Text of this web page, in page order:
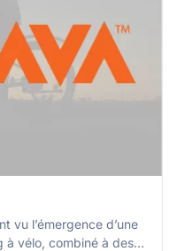
vu l’émergence d’une
à vélo, combiné à des